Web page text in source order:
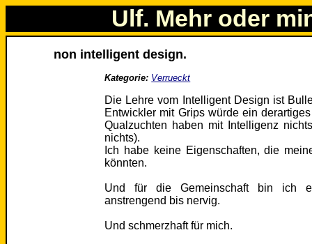
Ulf. Mehr oder
non intelligent design.
Kategorie: Verrueckt
Die Lehre vom Intelligent Design ist
Entwickler mit Grips würde ein
Qualzuchten haben mit Intelligenz
nichts).
Ich habe keine Eigenschaften, die
könnten.
Und für die Gemeinschaft bin ich
anstrengend bis nervig.
Und schmerzhaft für mich.